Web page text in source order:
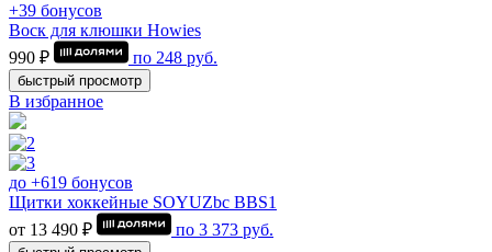
+39 бонусов
Воск для клюшки Howies
990 ₽
по 248 руб.
быстрый просмотр
В избранное
до +619 бонусов
Щитки хоккейные SOYUZbc BBS1
от 13 490 ₽
по 3 373 руб.